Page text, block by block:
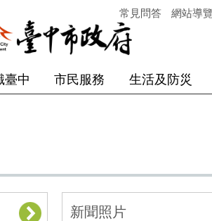
常見問答 網站導
臺中 市民服務 生活及防災
新聞照片